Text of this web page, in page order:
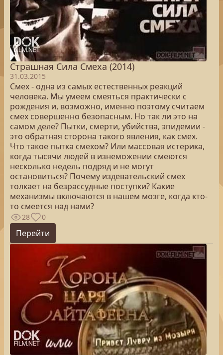
Страшная Сила Смеха (2014)
31.03.2015
Смех - одна из самых естественных реакций
человека. Мы умеем смеяться практически с
рождения и, возможно, именно поэтому считаем
смех совершенно безопасным. Но так ли это на
самом деле? Пытки, смерти, убийства, эпидемии -
это обратная сторона такого явления, как смех.
Что такое пытка смехом? Или массовая истерика,
когда тысячи людей в изнеможении смеются
несколько недель подряд и не могут
остановиться? Почему издевательский смех
толкает на безрассудные поступки? Какие
механизмы включаются в нашем мозге, когда кто-
то смеется над нами?
28 0
Перейти